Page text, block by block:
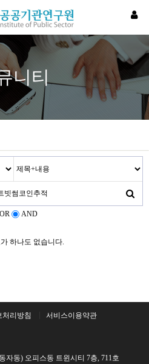
니티
OR AND
하나도 없습니다.
처리방침 서비스이용약관
자동) 오피스동 트윈시티 7층, 711호